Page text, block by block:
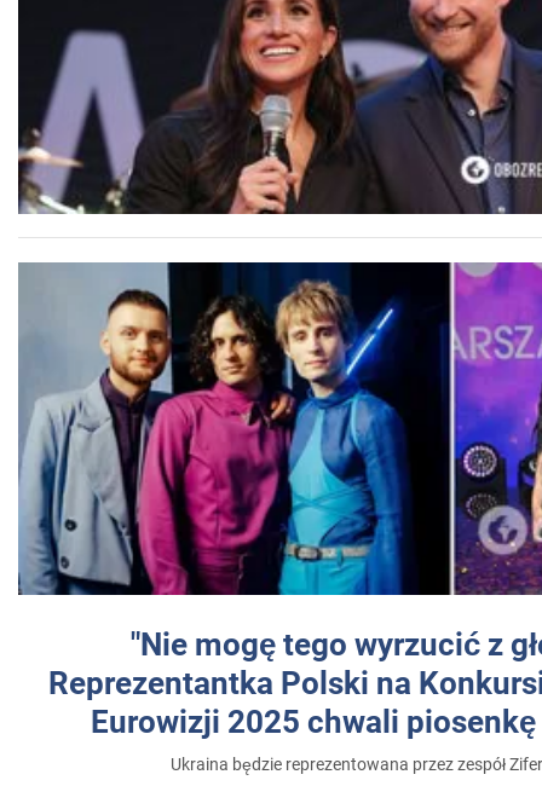
"Nie mogę tego wyrzucić z
Reprezentantka Polski na
Eurowizji 2025 chwali
Ukraina będzie reprezentowana przez zespół